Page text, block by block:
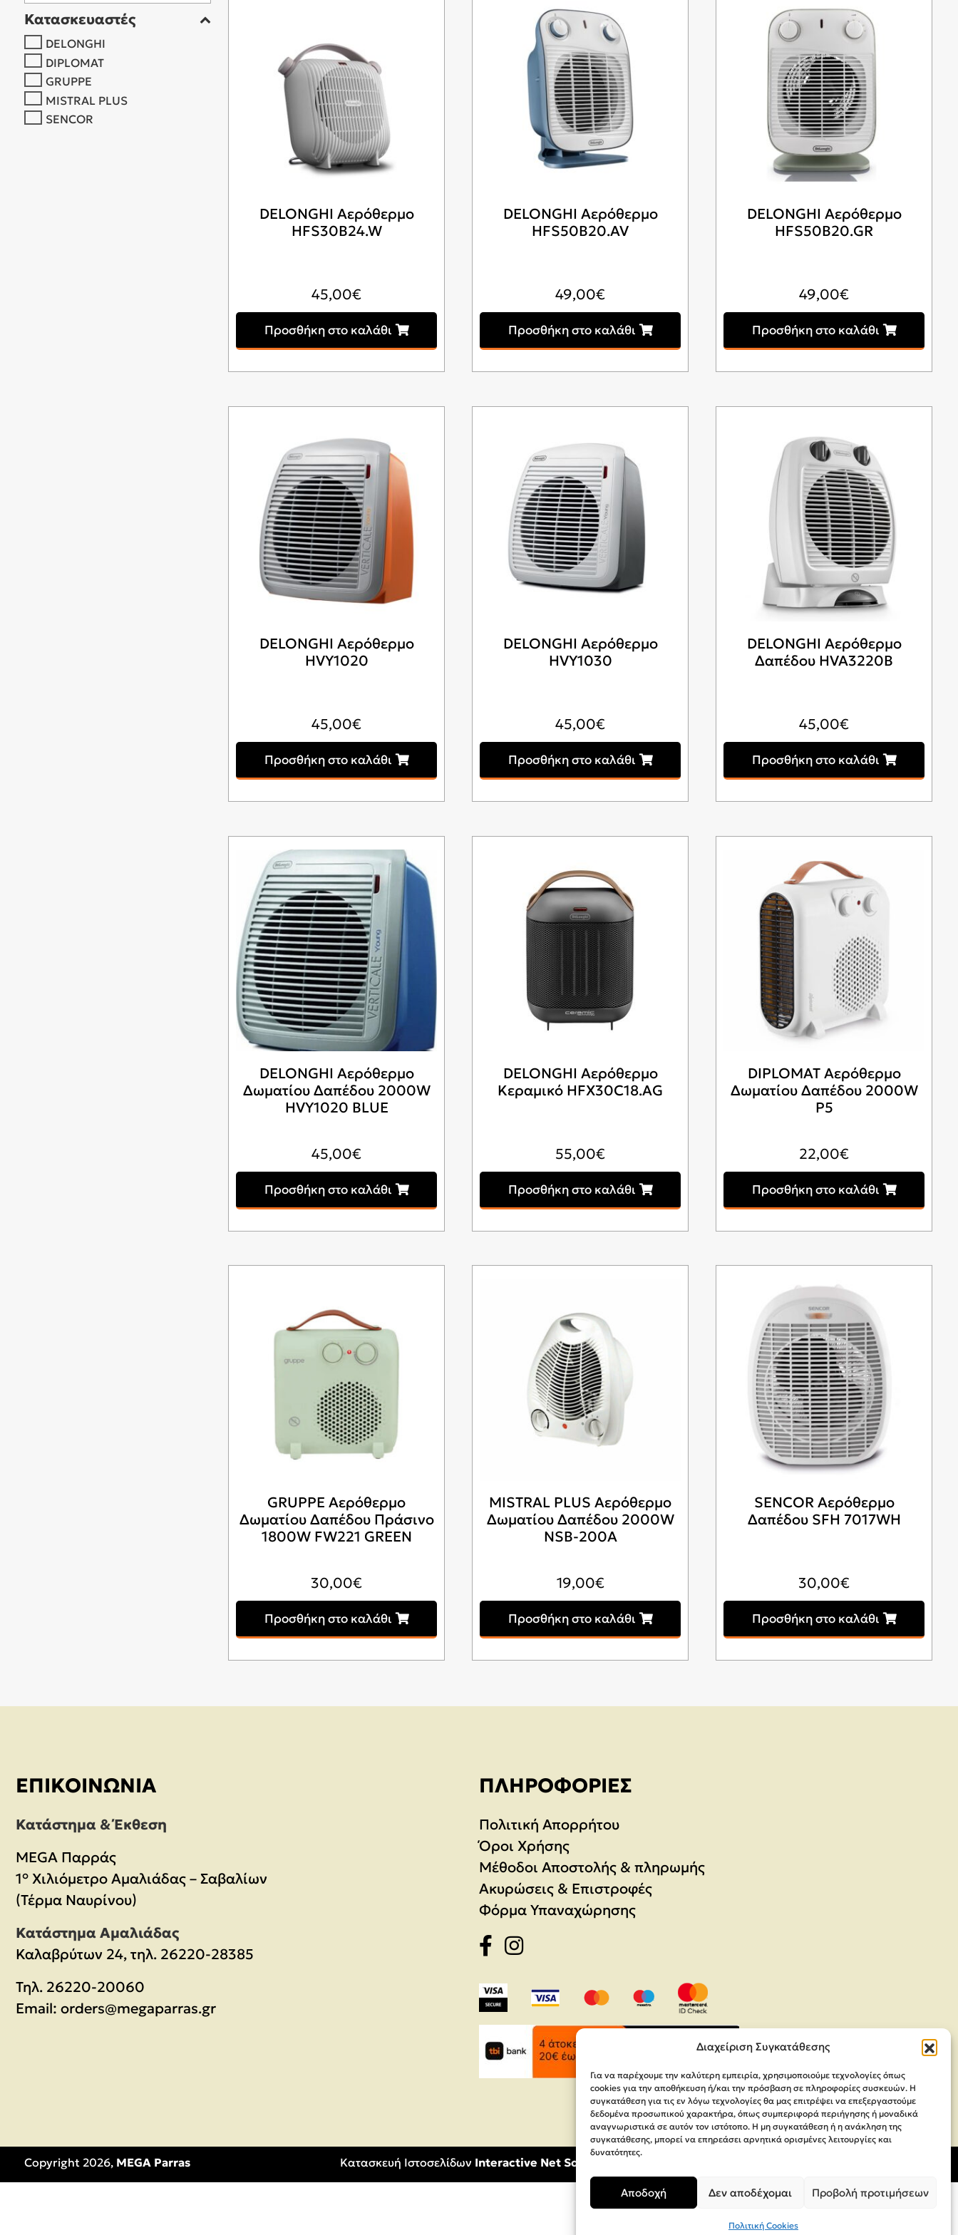
Διαχείριση Συγκατάθεσης
Για να παρέχουμε την καλύτερη εμπειρία, χρησιμοποιούμε τεχνολογίες όπως
cookies για την αποθήκευση ή/και την πρόσβαση σε πληροφορίες συσκευών. Η
συγκατάθεση για τις εν λόγω τεχνολογίες θα μας επιτρέψει να επεξεργαστούμε
δεδομένα προσωπικού χαρακτήρα, όπως συμπεριφορά περιήγησης ή μοναδικά
αναγνωριστικά σε αυτόν τον ιστότοπο. Η μη συγκατάθεση ή η ανάκληση της
συγκατάθεσης, μπορεί να επηρεάσει αρνητικά ορισμένες λειτουργίες και
δυνατότητες.
Αποδοχή Δεν αποδέχομαι Προβολή προτιμήσεων
Πολιτική Cookies
Κατασκευαστές
DELONGHI
DIPLOMAT
GRUPPE
MISTRAL PLUS
SENCOR
DELONGHI Αερόθερμο
HFS30B24.W
45,00€
Προσθήκη στο καλάθι
DELONGHI Αερόθερμο
HFS50B20.AV
49,00€
Προσθήκη στο καλάθι
DELONGHI Αερόθερμο
HFS50B20.GR
49,00€
Προσθήκη στο καλάθι
DELONGHI Αερόθερμο
HVY1020
45,00€
Προσθήκη στο καλάθι
DELONGHI Αερόθερμο
HVY1030
45,00€
Προσθήκη στο καλάθι
DELONGHI Αερόθερμο
Δαπέδου HVA3220B
45,00€
Προσθήκη στο καλάθι
DELONGHI Αερόθερμο
Δωματίου Δαπέδου 2000W
HVY1020 BLUE
45,00€
Προσθήκη στο καλάθι
DELONGHI Αερόθερμο
Κεραμικό HFX30C18.AG
55,00€
Προσθήκη στο καλάθι
DIPLOMAT Αερόθερμο
Δωματίου Δαπέδου 2000W
P5
22,00€
Προσθήκη στο καλάθι
GRUPPE Αερόθερμο
Δωματίου Δαπέδου Πράσινο
1800W FW221 GREEN
30,00€
Προσθήκη στο καλάθι
MISTRAL PLUS Αερόθερμο
Δωματίου Δαπέδου 2000W
NSB-200A
19,00€
Προσθήκη στο καλάθι
SENCOR Αερόθερμο
Δαπέδου SFH 7017WH
30,00€
Προσθήκη στο καλάθι
ΕΠΙΚΟΙΝΩΝΊΑ
Κατάστημα & Έκθεση
MEGA Παρράς
1° Χιλιόμετρο Αμαλιάδας – Σαβαλίων
(Τέρμα Ναυρίνου)
Κατάστημα Αμαλιάδας
Καλαβρύτων 24, τηλ. 26220-28385
Τηλ. 26220-20060
Email: orders@megaparras.gr
ΠΛΗΡΟΦΟΡΊΕΣ
Πολιτική Απορρήτου
Όροι Χρήσης
Μέθοδοι Αποστολής & πληρωμής
Ακυρώσεις & Επιστροφές
Φόρμα Υπαναχώρησης
Copyright 2026, MEGA Parras Κατασκευή Ιστοσελίδων Interactive Net Solutions